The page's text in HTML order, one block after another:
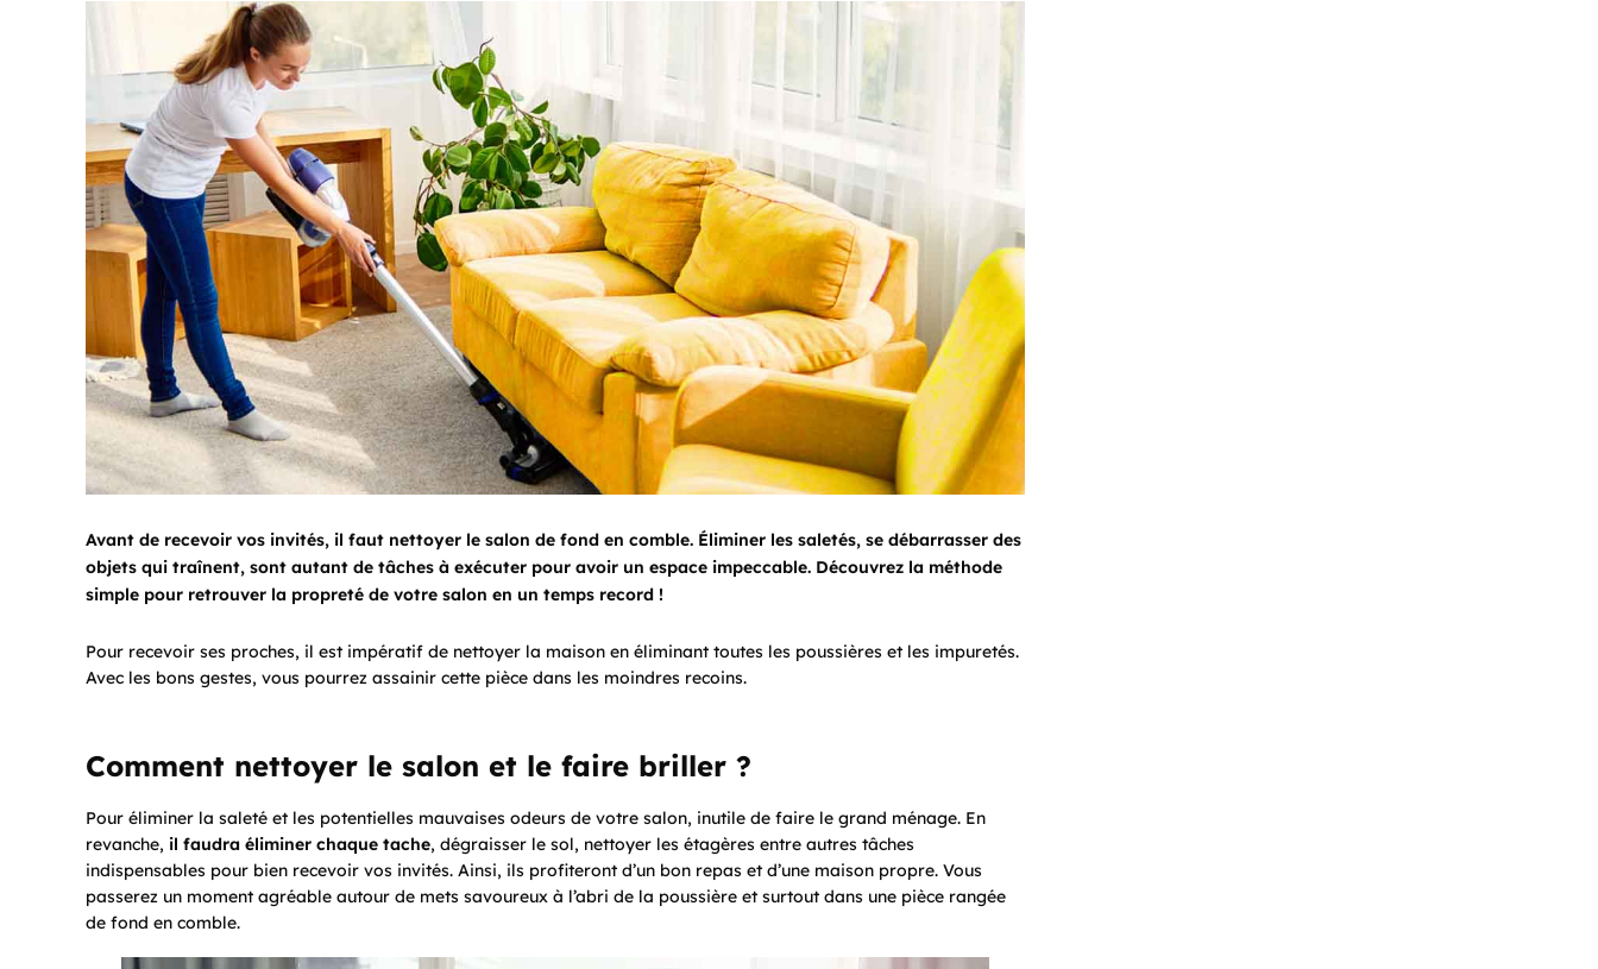
Avant de recevoir vos invités, il faut nettoyer le salon de fond en comble. Éliminer les saletés, se débarrasser des
objets qui traînent, sont autant de tâches à exécuter pour avoir un espace impeccable. Découvrez la méthode
simple pour retrouver la propreté de votre salon en un temps record !
Pour recevoir ses proches, il est impératif de nettoyer la maison en éliminant toutes les poussières et les impuretés.
Avec les bons gestes, vous pourrez assainir cette pièce dans les moindres recoins.
Comment nettoyer le salon et le faire briller ?
Pour éliminer la saleté et les potentielles mauvaises odeurs de votre salon, inutile de faire le grand ménage. En
revanche, il faudra éliminer chaque tache, dégraisser le sol, nettoyer les étagères entre autres tâches
indispensables pour bien recevoir vos invités. Ainsi, ils profiteront d’un bon repas et d’une maison propre. Vous
passerez un moment agréable autour de mets savoureux à l’abri de la poussière et surtout dans une pièce rangée
de fond en comble.